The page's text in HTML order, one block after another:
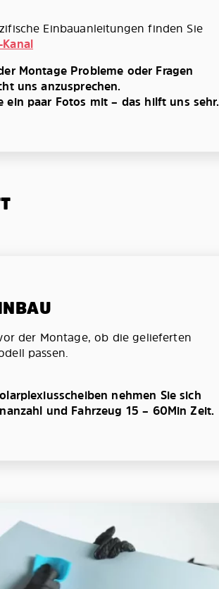
Einbauanleitungen finden Sie
Kanal
Montage Probleme oder Fragen
uns anzusprechen.
ein paar Fotos mit – das hilft uns sehr.
der Montage, ob die gelieferten
passen.
nehmen Sie sich
und Fahrzeug 15 – 60Min Zeit.